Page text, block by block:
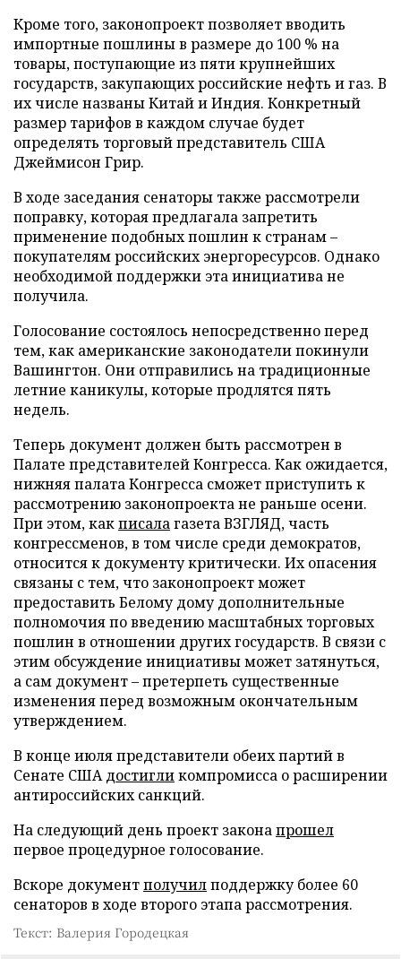
Кроме того, законопроект позволяет вводить
импортные пошлины в размере до 100 % на
товары, поступающие из пяти крупнейших
государств, закупающих российские нефть и газ. В
их числе названы Китай и Индия. Конкретный
размер тарифов в каждом случае будет
определять торговый представитель США
Джеймисон Грир.
В ходе заседания сенаторы также рассмотрели
поправку, которая предлагала запретить
применение подобных пошлин к странам –
покупателям российских энергоресурсов. Однако
необходимой поддержки эта инициатива не
получила.
Голосование состоялось непосредственно перед
тем, как американские законодатели покинули
Вашингтон. Они отправились на традиционные
летние каникулы, которые продлятся пять
недель.
Теперь документ должен быть рассмотрен в
Палате представителей Конгресса. Как ожидается,
нижняя палата Конгресса сможет приступить к
рассмотрению законопроекта не раньше осени.
При этом, какписалагазета ВЗГЛЯД, часть
конгрессменов, в том числе среди демократов,
относится к документу критически. Их опасения
связаны с тем, что законопроект может
предоставить Белому дому дополнительные
полномочия по введению масштабных торговых
пошлин в отношении других государств. В связи с
этим обсуждение инициативы может затянуться,
а сам документ – претерпеть существенные
изменения перед возможным окончательным
утверждением.
В конце июля представители обеих партий в
Сенате СШАдостигликомпромисса о расширении
антироссийских санкций.
На следующий день проект законапрошел
первое процедурное голосование.
Вскоре документполучилподдержку более 60
сенаторов в ходе второго этапа рассмотрения.
Текст: Валерия Городецкая